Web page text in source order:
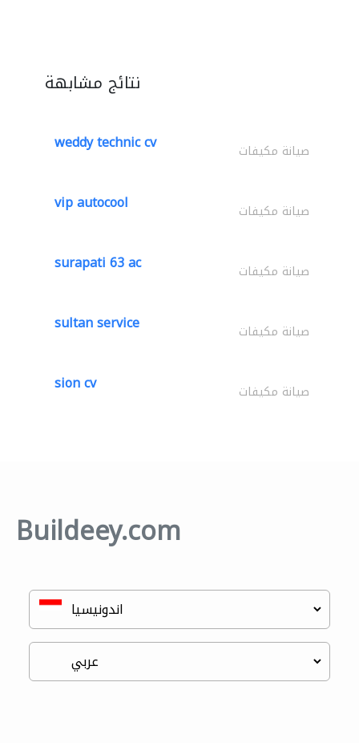
نتائج مشابهة
weddy technic cv صيانة مكيفات
vip autocool صيانة مكيفات
surapati 63 ac صيانة مكيفات
sultan service صيانة مكيفات
sion cv صيانة مكيفات
Buildeey.com